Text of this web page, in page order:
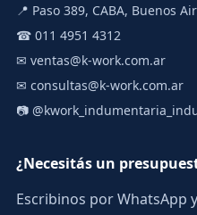
📍 Paso 389, CABA, Buenos
☎ 011 4951 4312
✉ ventas@k-work.com.ar
✉ consultas@k-work.com.ar
📷
¿Necesitás un
Escribinos por WhatsApp